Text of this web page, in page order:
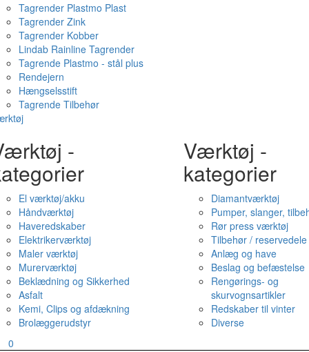
Tagrender Plastmo Plast
Tagrender Zink
Tagrender Kobber
Lindab Rainline Tagrender
Tagrende Plastmo - stål plus
Rendejern
Hængselsstift
Tagrende Tilbehør
-
El værktøj/akku
Håndværktøj
Haveredskaber
Elektrikerværktøj
Maler værktøj
Murerværktøj
Beklædning og Sikkerhed
Asfalt
Kemi, Clips og afdækning
Brolæggerudstyr
Værktøj -
kategorier
Diamantværktøj
Pumper, slanger,
Rør press værktøj
Tilbehør / reservedele
Anlæg og have
Beslag og befæstelse
Rengørings- og
skurvognsartikler
Redskaber til vinter
Diverse
0